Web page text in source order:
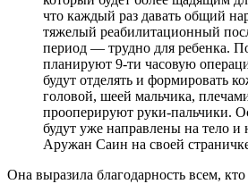
что каждый раз давать общий
тяжелый реабилитационный
период — трудно для ребенка.
планируют 9-ти часовую
будут отделять и формировать
головой, шеей мальчика,
прооперируют руки-пальчики.
будут уже направлены на тело и
Аружан Саин на своей
Она выразила благодарность всем,